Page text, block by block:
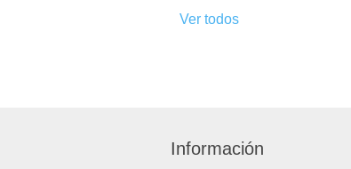
Ver todos
Información